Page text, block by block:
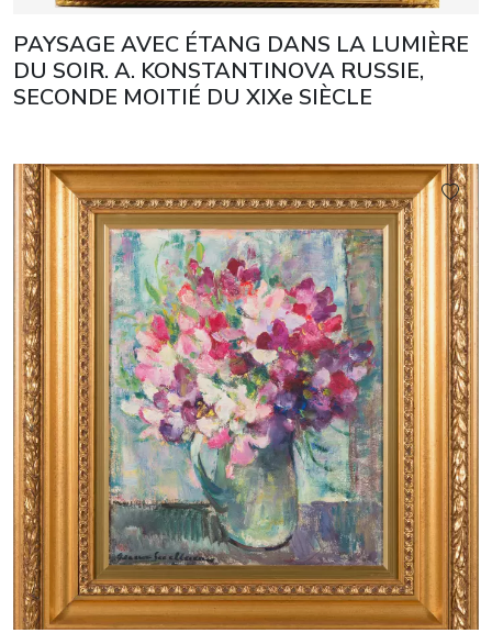
PAYSAGE AVEC ÉTANG DANS LA LUMIÈRE
DU SOIR. A. KONSTANTINOVA RUSSIE,
SECONDE MOITIÉ DU XIXe SIÈCLE